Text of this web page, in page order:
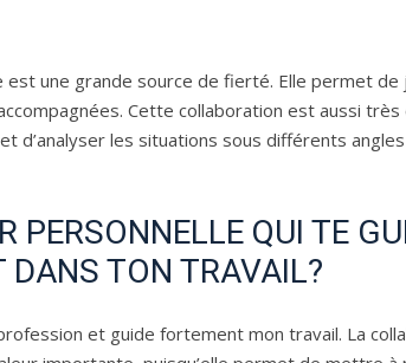
est une grande source de fierté. Elle permet de
Cette collaboration est aussi très
d’analyser les situations sous différents
PERSONNELLE QUI TE
DANS TON TRAVAIL?
et guide fortement mon travail. La